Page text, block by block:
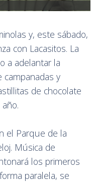
y, este sábado,
con Lacasitos. La
a adelantar la
campanadas y
de chocolate
el Parque de la
Música de
los primeros
paralela, se